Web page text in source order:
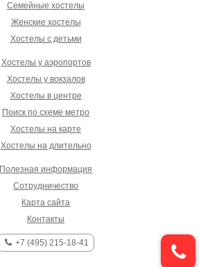
Семейные хостелы
Женские хостелы
Хостелы с детьми
Хостелы у аэропортов
Хостелы у вокзалов
Хостелы в центре
Поиск по схеме метро
Хостелы на карте
Хостелы на длительно
Полезная информация
Сотрудничество
Карта сайта
Контакты
+7 (495) 215-18-41